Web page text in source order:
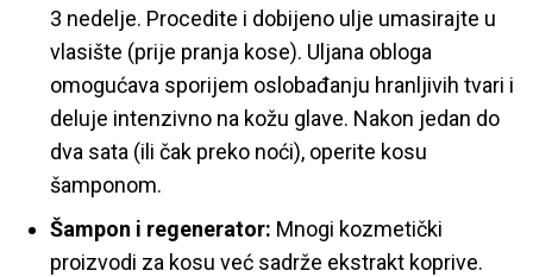
3 nedelje. Procedite i dobijeno ulje umasirajte u
vlasište (prije pranja kose). Uljana obloga
omogućava sporijem oslobađanju hranljivih tvari i
deluje intenzivno na kožu glave. Nakon jedan do
dva sata (ili čak preko noći), operite kosu
šamponom.
Šampon i regenerator: Mnogi kozmetički
proizvodi za kosu već sadrže ekstrakt koprive.